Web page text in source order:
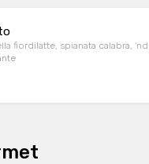
fiordilatte, spianata calabra,